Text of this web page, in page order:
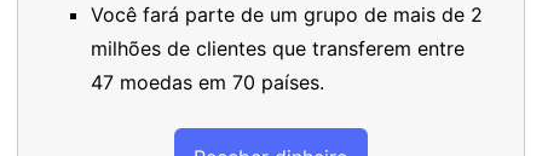
Você fará parte de um grupo de mais de 2
milhões de clientes que transferem entre
47 moedas em 70 países.